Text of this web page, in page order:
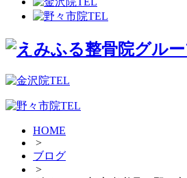
HOME
>
ブログ
>